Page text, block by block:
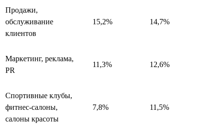
Продажи,
обслуживание
клиентов
15,2% 14,7%
Маркетинг, реклама,
PR
11,3% 12,6%
Спортивные клубы,
фитнес-салоны,
салоны красоты
7,8% 11,5%